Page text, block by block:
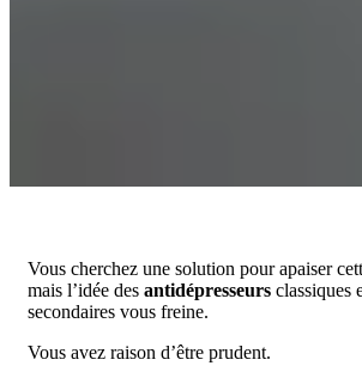
Vous cherchez une solution pour apaiser
mais l’idée des antidépresseurs classiques
secondaires vous freine.
Vous avez raison d’être prudent.